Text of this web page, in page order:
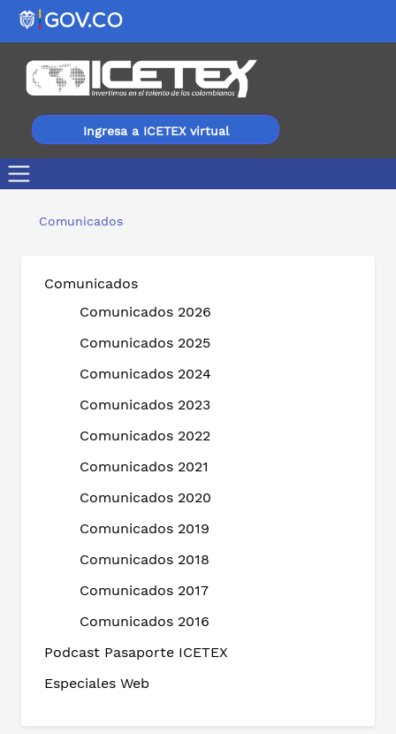
Ingresa a ICETEX virtual
Comunicados
Comunicados
Comunicados 2026
Comunicados 2025
Comunicados 2024
Comunicados 2023
Comunicados 2022
Comunicados 2021
Comunicados 2020
Comunicados 2019
Comunicados 2018
Comunicados 2017
Comunicados 2016
Podcast Pasaporte ICETEX
Especiales Web